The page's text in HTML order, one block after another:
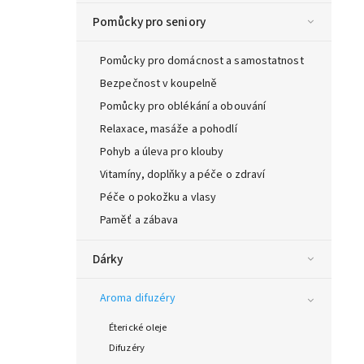
Pomůcky pro seniory
Pomůcky pro domácnost a samostatnost
Bezpečnost v koupelně
Pomůcky pro oblékání a obouvání
Relaxace, masáže a pohodlí
Pohyb a úleva pro klouby
Vitamíny, doplňky a péče o zdraví
Péče o pokožku a vlasy
Paměť a zábava
Dárky
Aroma difuzéry
Éterické oleje
Difuzéry